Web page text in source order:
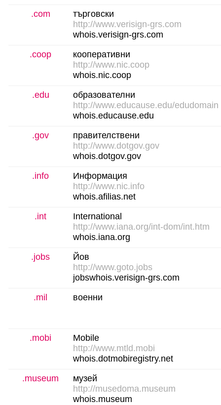
.com
търговски
http://www.verisign-grs.com
whois.verisign-grs.com
.coop
кооперативни
http://www.nic.coop
whois.nic.coop
.edu
образователни
http://www.educause.edu/edudomain
whois.educause.edu
.gov
правителствени
http://www.dotgov.gov
whois.dotgov.gov
.info
Информация
http://www.nic.info
whois.afilias.net
.int
International
http://www.iana.org/int-dom/int.htm
whois.iana.org
.jobs
Йов
http://www.goto.jobs
jobswhois.verisign-grs.com
.mil
военни
.mobi
Mobile
http://www.mtld.mobi
whois.dotmobiregistry.net
.museum
музей
http://musedoma.museum
whois.museum